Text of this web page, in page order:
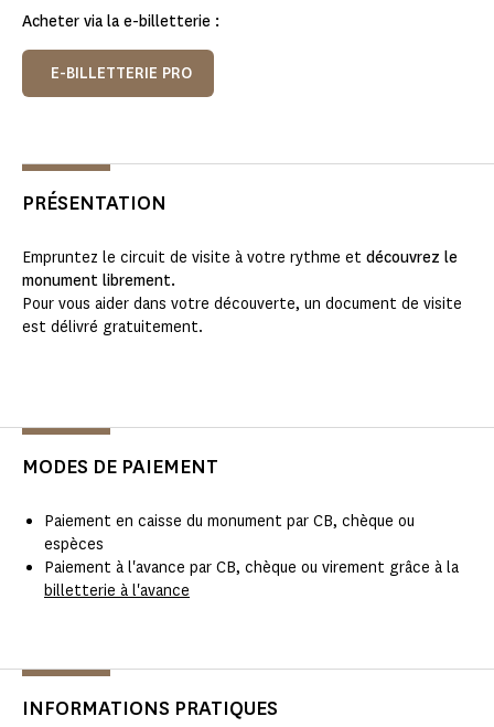
Acheter via la e-billetterie :
E-BILLETTERIE PRO
PRÉSENTATION
Empruntez le circuit de visite à votre rythme et découvrez le
monument librement.
Pour vous aider dans votre découverte, un document de visite
est délivré gratuitement.
MODES DE PAIEMENT
Paiement en caisse du monument par CB, chèque ou
espèces
Paiement à l'avance par CB, chèque ou virement grâce à la
billetterie à l'avance
INFORMATIONS PRATIQUES